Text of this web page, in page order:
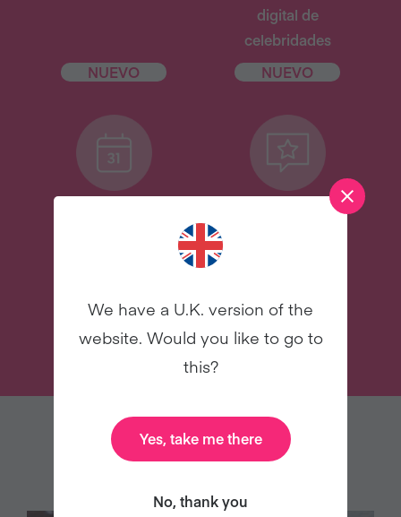
NUEVO
digital de
celebridades
NUEVO
Y mucho más
ÚNETE
TAMBIÉN LE PUEDE GUSTAR
We have a U.K. version of the
website. Would you like to go to
this?
Yes, take me there
No, thank you